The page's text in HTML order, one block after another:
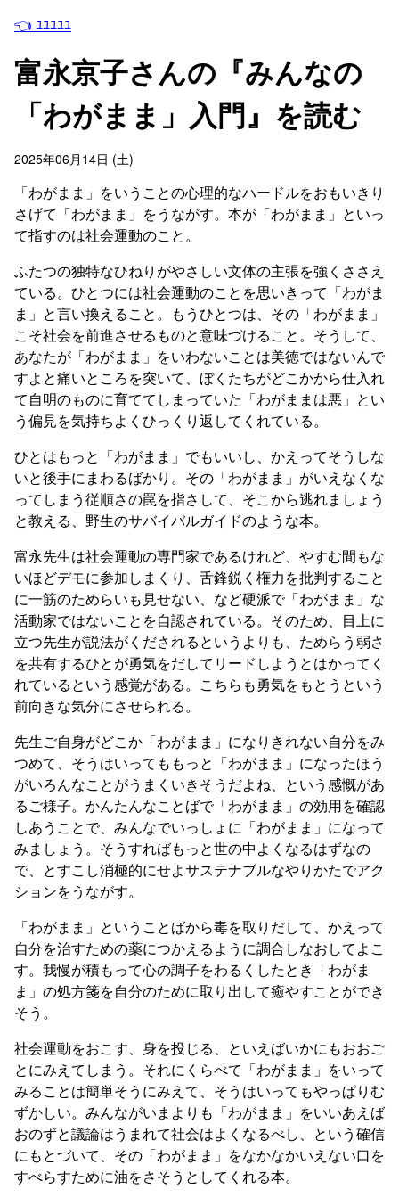
👈 ﾕﾕﾕﾕﾕ
富永京子さんの『みんなの
「わがまま」入門』を読む
2025年06月14日 (土)
「わがまま」をいうことの心理的なハードルをおもいきり
さげて「わがまま」をうながす。本が「わがまま」といっ
て指すのは社会運動のこと。
ふたつの独特なひねりがやさしい文体の主張を強くささえ
ている。ひとつには社会運動のことを思いきって「わがま
ま」と言い換えること。もうひとつは、その「わがまま」
こそ社会を前進させるものと意味づけること。そうして、
あなたが「わがまま」をいわないことは美徳ではないんで
すよと痛いところを突いて、ぼくたちがどこかから仕入れ
て自明のものに育ててしまっていた「わがままは悪」とい
う偏見を気持ちよくひっくり返してくれている。
ひとはもっと「わがまま」でもいいし、かえってそうしな
いと後手にまわるばかり。その「わがまま」がいえなくな
ってしまう従順さの罠を指さして、そこから逃れましょう
と教える、野生のサバイバルガイドのような本。
富永先生は社会運動の専門家であるけれど、やすむ間もな
いほどデモに参加しまくり、舌鋒鋭く権力を批判すること
に一筋のためらいも見せない、など硬派で「わがまま」な
活動家ではないことを自認されている。そのため、目上に
立つ先生が説法がくだされるというよりも、ためらう弱さ
を共有するひとが勇気をだしてリードしようとはかってく
れているという感覚がある。こちらも勇気をもとうという
前向きな気分にさせられる。
先生ご自身がどこか「わがまま」になりきれない自分をみ
つめて、そうはいってももっと「わがまま」になったほう
がいろんなことがうまくいきそうだよね、という感慨があ
るご様子。かんたんなことばで「わがまま」の効用を確認
しあうことで、みんなでいっしょに「わがまま」になって
みましょう。そうすればもっと世の中よくなるはずなの
で、とすこし消極的にせよサステナブルなやりかたでアク
ションをうながす。
「わがまま」ということばから毒を取りだして、かえって
自分を治すための薬につかえるように調合しなおしてよこ
す。我慢が積もって心の調子をわるくしたとき「わがま
ま」の処方箋を自分のために取り出して癒やすことができ
そう。
社会運動をおこす、身を投じる、といえばいかにもおおご
とにみえてしまう。それにくらべて「わがまま」をいって
みることは簡単そうにみえて、そうはいってもやっぱりむ
ずかしい。みんながいまよりも「わがまま」をいいあえば
おのずと議論はうまれて社会はよくなるべし、という確信
にもとづいて、その「わがまま」をなかなかいえない口を
すべらすために油をさそうとしてくれる本。